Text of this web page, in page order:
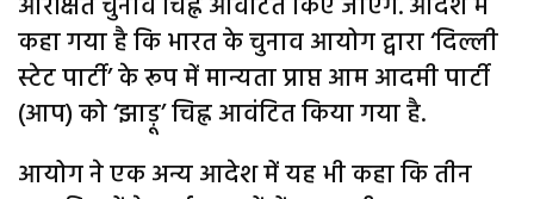
आरक्षित चुनाव चिह्न आवंटित किए जाएंगे. आदेश में
कहा गया है कि भारत के चुनाव आयोग द्वारा ‘दिल्ली
स्टेट पार्टी’ के रूप में मान्यता प्राप्त आम आदमी पार्टी
(आप) को ‘झाड़ू’ चिह्न आवंटित किया गया है.
आयोग ने एक अन्य आदेश में यह भी कहा कि तीन